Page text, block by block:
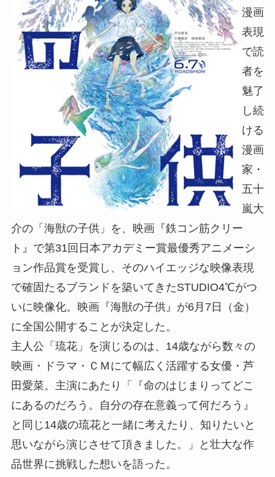
漫画
表現
で読
者を
魅了
し続
ける
漫画
家・
五十
嵐大
介の「海獣の子供」を、映画『鉄コン筋クリー
ト』で第31回日本アカデミー賞最優秀アニメーシ
ョン作品賞を受賞し、そのハイエッジな映像表現
で確固たるブランドを築いてきたSTUDIO4℃がつ
いに映像化。映画『海獣の子供』が6月7日（金）
に全国公開することが決定した。
主人公「琉花」を演じるのは、14歳ながら数々の
映画・ドラマ・ＣＭにて幅広く活躍する女優・芦
田愛菜。主演にあたり「『命のはじまりってどこ
にあるのだろう。自分の存在意義って何だろう』
と同じ14歳の琉花と一緒に考えたり、知りたいと
思いながら演じさせて頂きました。」と壮大な作
品世界に挑戦した想いを語った。